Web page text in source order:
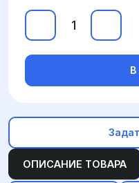
ОПИСАНИЕ ТОВАРА
В